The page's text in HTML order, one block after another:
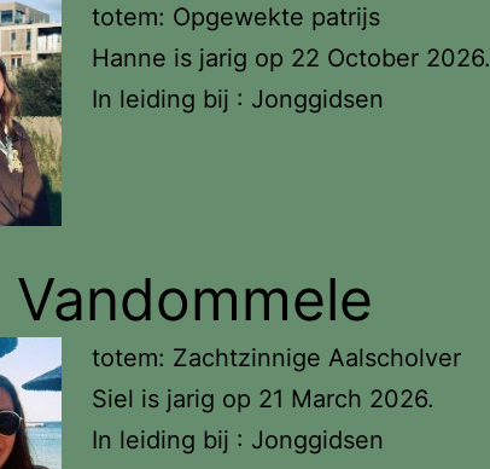
totem: Opgewekte patrijs
Hanne is jarig op 22 October 2026.
In leiding bij : Jonggidsen
Vandommele
totem: Zachtzinnige Aalscholver
Siel is jarig op 21 March 2026.
In leiding bij : Jonggidsen